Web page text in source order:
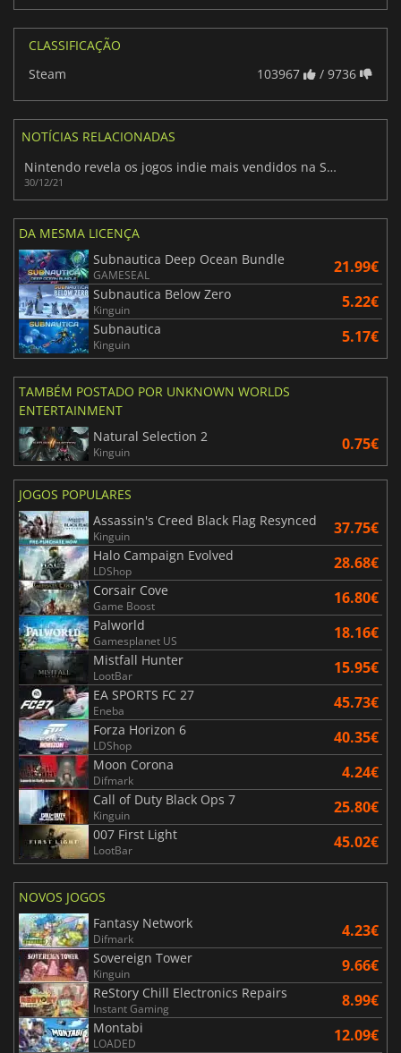
CLASSIFICAÇÃO
Steam
103967 / 9736
NOTÍCIAS RELACIONADAS
Nintendo revela os jogos indie mais vendidos na Switch
30/12/21
DA MESMA LICENÇA
Subnautica Deep Ocean Bundle
GAMESEAL 21.99€
Subnautica Below Zero
Kinguin 5.22€
Subnautica
Kinguin 5.17€
TAMBÉM POSTADO POR UNKNOWN WORLDS
ENTERTAINMENT
Natural Selection 2
Kinguin 0.75€
JOGOS POPULARES
Assassin's Creed Black Flag Resynced
Kinguin 37.75€
Halo Campaign Evolved
LDShop 28.68€
Corsair Cove
Game Boost 16.80€
Palworld
Gamesplanet US 18.16€
Mistfall Hunter
LootBar 15.95€
EA SPORTS FC 27
Eneba 45.73€
Forza Horizon 6
LDShop 40.35€
Moon Corona
Difmark 4.24€
Call of Duty Black Ops 7
Kinguin 25.80€
007 First Light
LootBar 45.02€
NOVOS JOGOS
Fantasy Network
Difmark 4.23€
Sovereign Tower
Kinguin 9.66€
ReStory Chill Electronics Repairs
Instant Gaming 8.99€
Montabi
LOADED 12.09€